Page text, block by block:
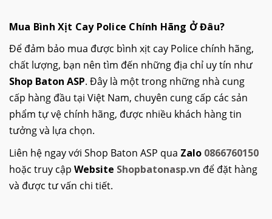
Mua Bình Xịt Cay Police Chính Hãng Ở Đâu?
Để đảm bảo mua được bình xịt cay Police chính hãng,
chất lượng, bạn nên tìm đến những địa chỉ uy tín như
Shop Baton ASP. Đây là một trong những nhà cung
cấp hàng đầu tại Việt Nam, chuyên cung cấp các sản
phẩm tự vệ chính hãng, được nhiều khách hàng tin
tưởng và lựa chọn.
Liên hệ ngay với Shop Baton ASP qua Zalo 0866760150
hoặc truy cập Website Shopbatonasp.vn để đặt hàng
và được tư vấn chi tiết.